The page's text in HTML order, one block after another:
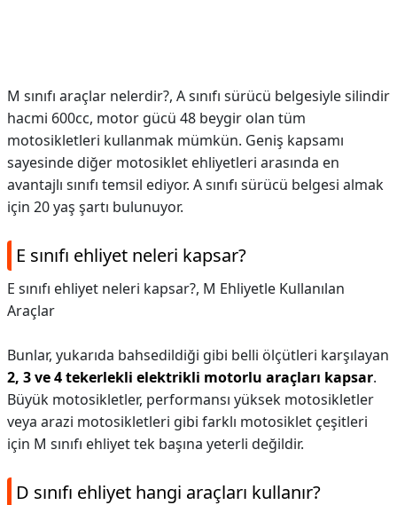
M sınıfı araçlar nelerdir?, A sınıfı sürücü belgesiyle silindir
hacmi 600cc, motor gücü 48 beygir olan tüm
motosikletleri kullanmak mümkün. Geniş kapsamı
sayesinde diğer motosiklet ehliyetleri arasında en
avantajlı sınıfı temsil ediyor. A sınıfı sürücü belgesi almak
için 20 yaş şartı bulunuyor.
E sınıfı ehliyet neleri kapsar?
E sınıfı ehliyet neleri kapsar?, M Ehliyetle Kullanılan
Araçlar
Bunlar, yukarıda bahsedildiği gibi belli ölçütleri karşılayan
2, 3 ve 4 tekerlekli elektrikli motorlu araçları kapsar.
Büyük motosikletler, performansı yüksek motosikletler
veya arazi motosikletleri gibi farklı motosiklet çeşitleri
için M sınıfı ehliyet tek başına yeterli değildir.
D sınıfı ehliyet hangi araçları kullanır?